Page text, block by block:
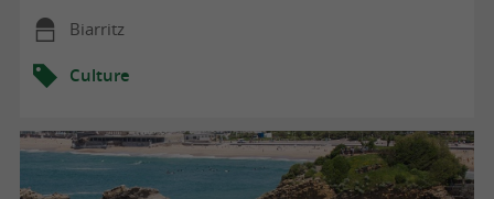
Biarritz
Culture